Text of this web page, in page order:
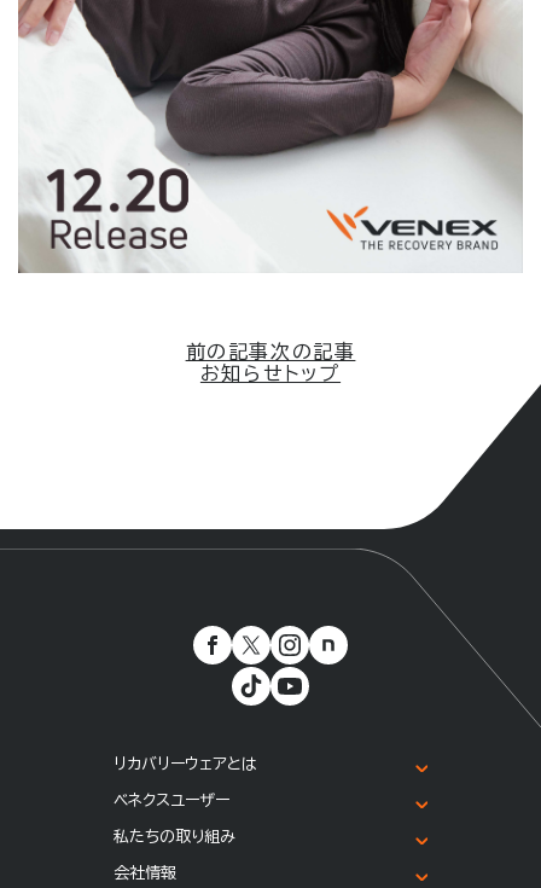
前の記事次の記事
お知らせトップ
リカバリーウェアとは
ベネクスユーザー
私たちの取り組み
会社情報